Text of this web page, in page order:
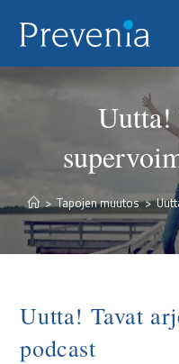
Uutta!
> Tapojen muutos >
Uutta! Tavat
podcast